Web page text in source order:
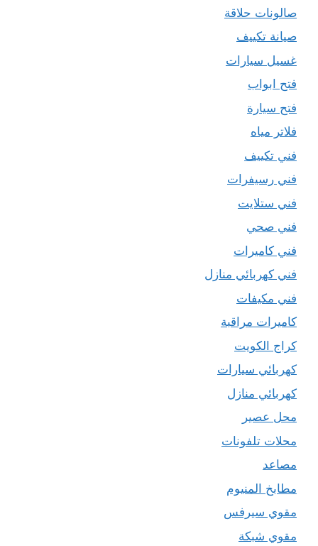
صالونات حلاقة
صيانة تكييف
غسيل سيارات
فتح ابواب
فتح سيارة
فلاتر مياه
فني تكييف
فني رسيفرات
فني ستلايت
فني صحي
فني كاميرات
فني كهربائي منازل
فني مكيفات
كاميرات مراقبة
كراج الكويت
كهربائي سيارات
كهربائي منازل
محل عصير
محلات تلفونات
مصاعد
مطابخ المنيوم
مقوي سيرفس
مقوي شبكة